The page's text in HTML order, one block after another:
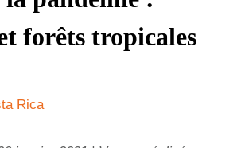
forêts tropicales
Rica